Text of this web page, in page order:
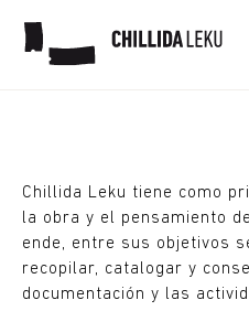
Archivo y
Chillida Leku tiene como
la obra y el pensamiento
ende, entre sus objetivos
recopilar, catalogar y
documentación y las